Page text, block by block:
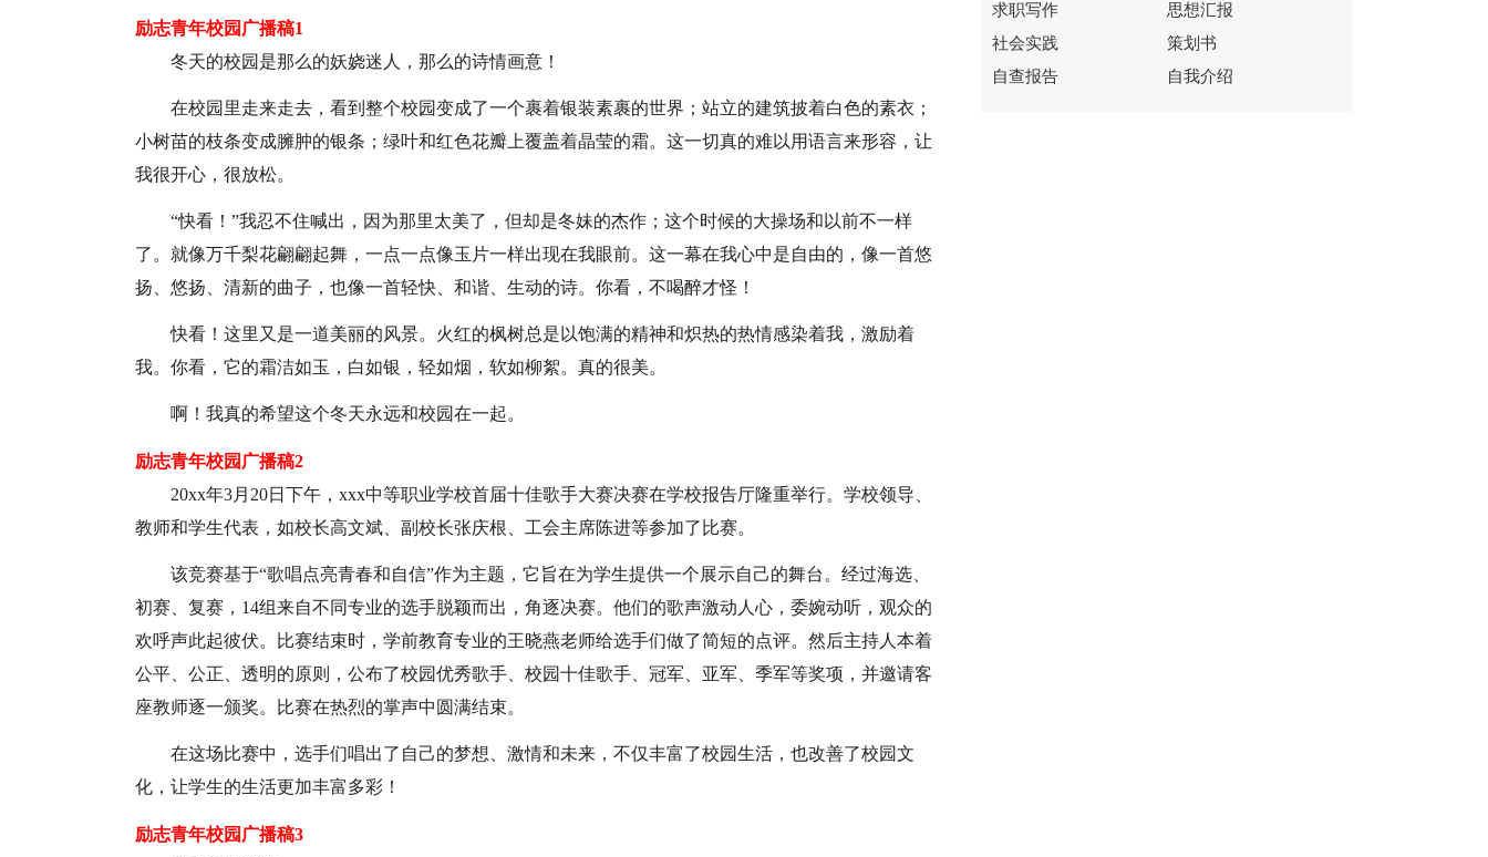
励志青年校园广播稿1
冬天的校园是那么的妖娆迷人，那么的诗情画意！
在校园里走来走去，看到整个校园变成了一个裹着银装素裹的世界；站立的建筑披着白色的素衣；
小树苗的枝条变成臃肿的银条；绿叶和红色花瓣上覆盖着晶莹的霜。这一切真的难以用语言来形容，让
我很开心，很放松。
“快看！”我忍不住喊出，因为那里太美了，但却是冬妹的杰作；这个时候的大操场和以前不一样
了。就像万千梨花翩翩起舞，一点一点像玉片一样出现在我眼前。这一幕在我心中是自由的，像一首悠
扬、悠扬、清新的曲子，也像一首轻快、和谐、生动的诗。你看，不喝醉才怪！
快看！这里又是一道美丽的风景。火红的枫树总是以饱满的精神和炽热的热情感染着我，激励着
我。你看，它的霜洁如玉，白如银，轻如烟，软如柳絮。真的很美。
啊！我真的希望这个冬天永远和校园在一起。
励志青年校园广播稿2
20xx年3月20日下午，xxx中等职业学校首届十佳歌手大赛决赛在学校报告厅隆重举行。学校领导、
教师和学生代表，如校长高文斌、副校长张庆根、工会主席陈进等参加了比赛。
该竞赛基于“歌唱点亮青春和自信”作为主题，它旨在为学生提供一个展示自己的舞台。经过海选、
初赛、复赛，14组来自不同专业的选手脱颖而出，角逐决赛。他们的歌声激动人心，委婉动听，观众的
欢呼声此起彼伏。比赛结束时，学前教育专业的王晓燕老师给选手们做了简短的点评。然后主持人本着
公平、公正、透明的原则，公布了校园优秀歌手、校园十佳歌手、冠军、亚军、季军等奖项，并邀请客
座教师逐一颁奖。比赛在热烈的掌声中圆满结束。
在这场比赛中，选手们唱出了自己的梦想、激情和未来，不仅丰富了校园生活，也改善了校园文
化，让学生的生活更加丰富多彩！
励志青年校园广播稿3
祝福短语集锦60句
求职写作
思想汇报
社会实践
策划书
自查报告
自我介绍